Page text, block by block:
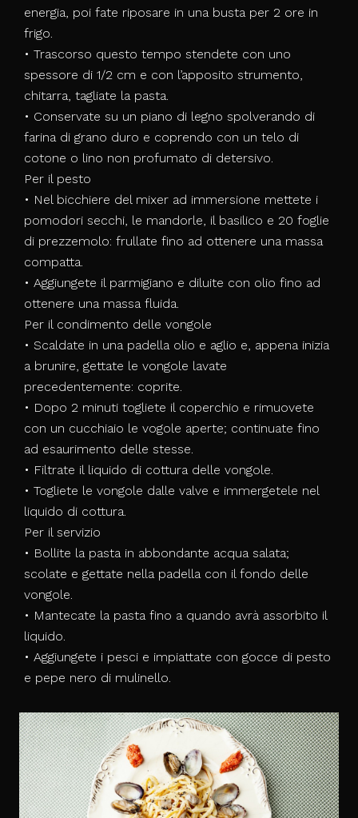
energia, poi fate riposare in una busta per 2 ore in
frigo.
• Trascorso questo tempo stendete con uno
spessore di 1/2 cm e con l’apposito strumento,
chitarra, tagliate la pasta.
• Conservate su un piano di legno spolverando di
farina di grano duro e coprendo con un telo di
cotone o lino non profumato di detersivo.
Per il pesto
• Nel bicchiere del mixer ad immersione mettete i
pomodori secchi, le mandorle, il basilico e 20 foglie
di prezzemolo: frullate fino ad ottenere una massa
compatta.
• Aggiungete il parmigiano e diluite con olio fino ad
ottenere una massa fluida.
Per il condimento delle vongole
• Scaldate in una padella olio e aglio e, appena inizia
a brunire, gettate le vongole lavate
precedentemente: coprite.
• Dopo 2 minuti togliete il coperchio e rimuovete
con un cucchiaio le vogole aperte; continuate fino
ad esaurimento delle stesse.
• Filtrate il liquido di cottura delle vongole.
• Togliete le vongole dalle valve e immergetele nel
liquido di cottura.
Per il servizio
• Bollite la pasta in abbondante acqua salata;
scolate e gettate nella padella con il fondo delle
vongole.
• Mantecate la pasta fino a quando avrà assorbito il
liquido.
• Aggiungete i pesci e impiattate con gocce di pesto
e pepe nero di mulinello.